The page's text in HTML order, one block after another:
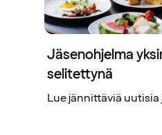
Jäsenohjelma
selitettynä
Lue jännittäviä